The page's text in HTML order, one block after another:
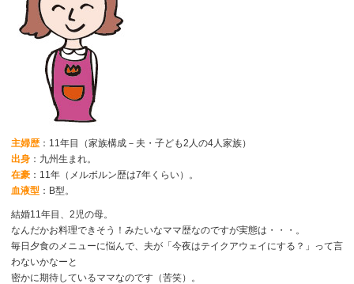
主婦歴 ：11年目（家族構成－夫・子ども2人の4人家族）
出身 ：九州生まれ。
在豪 ：11年（メルボルン歴は7年くらい）。
血液型 ：B型。
結婚11年目、2児の母。
なんだかお料理できそう！みたいなママ歴なのですが実態は・・・。
毎日夕食のメニューに悩んで、夫が「今夜はテイクアウェイにする？」って言
わないかなーと
密かに期待しているママなのです（苦笑）。